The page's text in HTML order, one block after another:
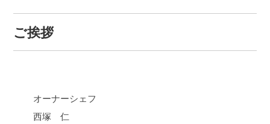
ご挨拶
オーナーシェフ
西塚 仁